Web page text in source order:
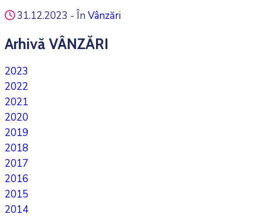
31.12.2023 - În Vânzări
Arhivă VÂNZĂRI
2023
2022
2021
2020
2019
2018
2017
2016
2015
2014